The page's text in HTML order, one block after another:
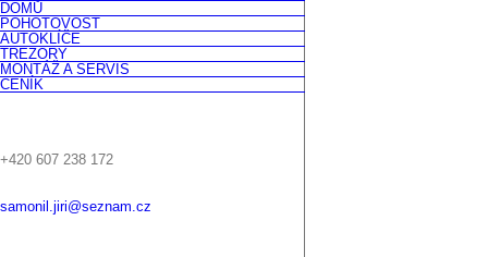
Skip
to
content
DOMŮ
POHOTOVOST
AUTOKLÍČE
TREZORY
MONTÁŽ A SERVIS
CENÍK
+420 607 238 172
samonil.jiri@seznam.cz